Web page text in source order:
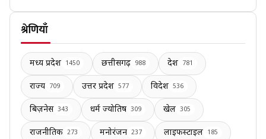
श्रेणियाँ
मध्य प्रदेश 1450 छत्तीसगढ़ 988 देश 781
राज्य 709 उत्तर प्रदेश 577 विदेश 536
बिज़नेस 343 धर्म ज्योतिष 309 खेल 305
राजनीतिक 273 मनोरंजन 237 लाइफस्टाइल 185